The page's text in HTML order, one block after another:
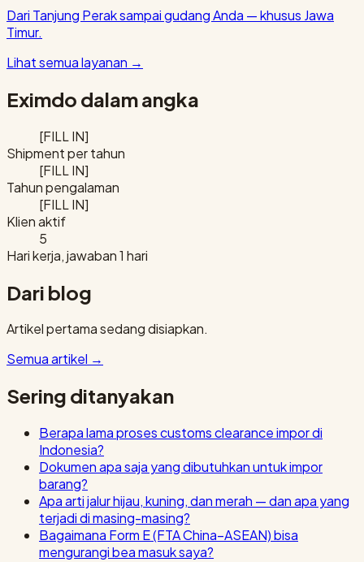
Dari Tanjung Perak sampai gudang Anda — khusus Jawa
Timur.
Lihat semua layanan →
Eximdo dalam angka
[FILL IN]
Shipment per tahun
[FILL IN]
Tahun pengalaman
[FILL IN]
Klien aktif
5
Hari kerja, jawaban 1 hari
Dari blog
Artikel pertama sedang disiapkan.
Semua artikel →
Sering ditanyakan
Berapa lama proses customs clearance impor di
Indonesia?
Dokumen apa saja yang dibutuhkan untuk impor
barang?
Apa arti jalur hijau, kuning, dan merah — dan apa yang
terjadi di masing-masing?
Bagaimana Form E (FTA China–ASEAN) bisa
mengurangi bea masuk saya?